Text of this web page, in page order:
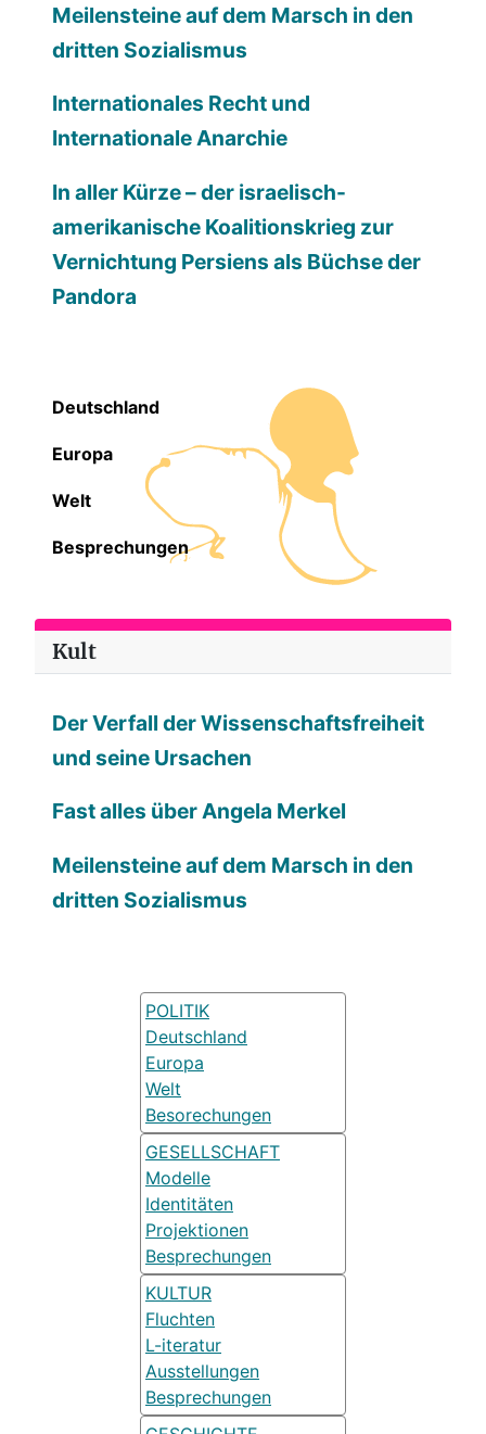
Meilensteine auf dem Marsch in den
dritten Sozialismus
Internationales Recht und
Internationale Anarchie
In aller Kürze – der israelisch-
amerikanische Koalitionskrieg zur
Vernichtung Persiens als Büchse der
Pandora
Deutschland
Europa
Welt
Besprechungen
Kult
Der Verfall der Wissenschaftsfreiheit
und seine Ursachen
Fast alles über Angela Merkel
Meilensteine auf dem Marsch in den
dritten Sozialismus
POLITIK
Deutschland
Europa
Welt
Besorechungen
GESELLSCHAFT
Modelle
Identitäten
Projektionen
Besprechungen
KULTUR
Fluchten
L-iteratur
Ausstellungen
Besprechungen